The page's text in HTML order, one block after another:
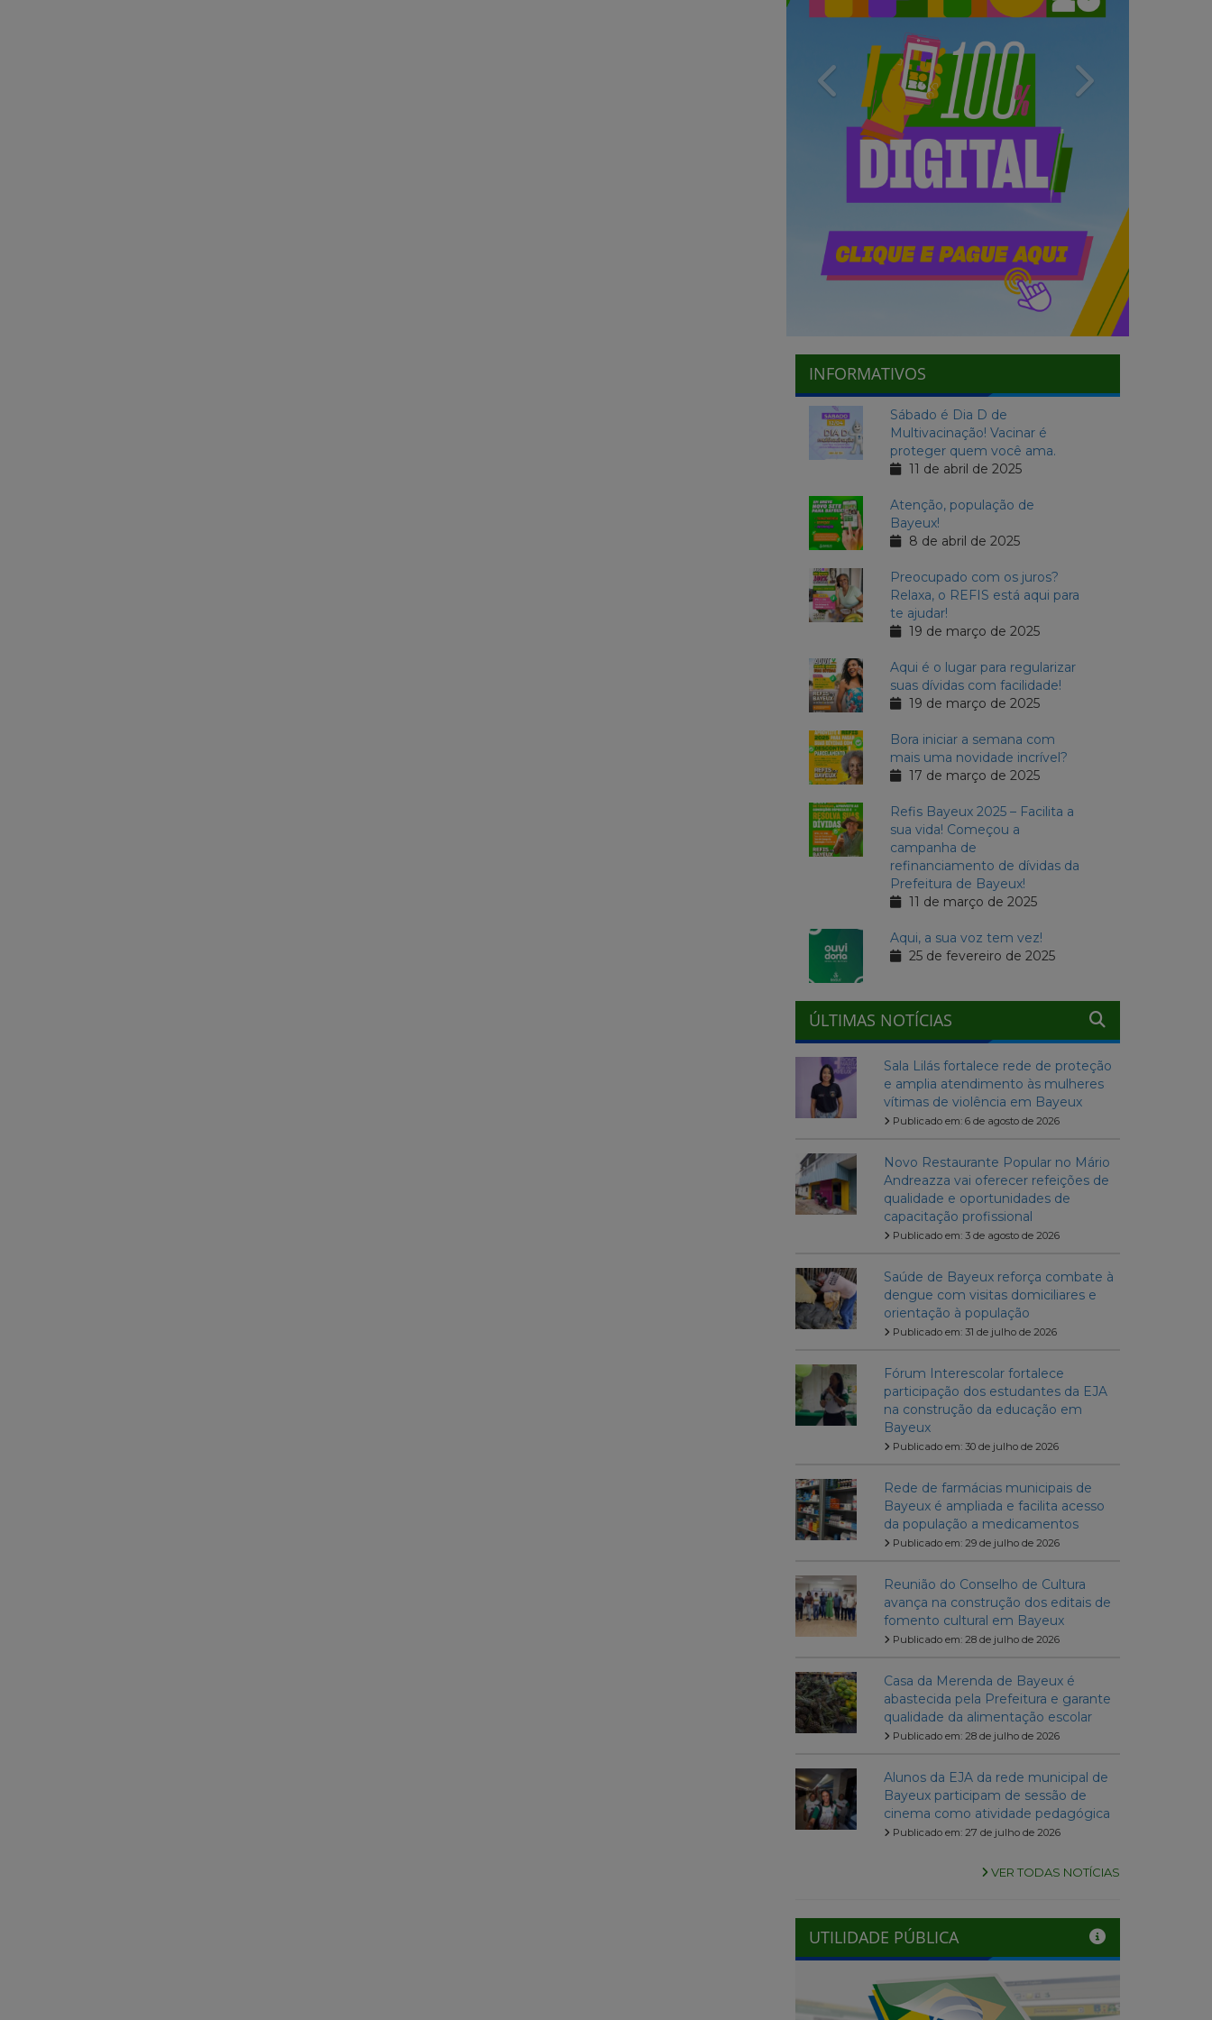
Previous Next
INFORMATIVOS
Sábado é Dia D de
Multivacinação! Vacinar é
proteger quem você ama.
11 de abril de 2025
Atenção, população de
Bayeux!
8 de abril de 2025
Preocupado com os juros?
Relaxa, o REFIS está aqui para
te ajudar!
19 de março de 2025
Aqui é o lugar para regularizar
suas dívidas com facilidade!
19 de março de 2025
Bora iniciar a semana com
mais uma novidade incrível?
17 de março de 2025
Refis Bayeux 2025 – Facilita a
sua vida! Começou a
campanha de
refinanciamento de dívidas da
Prefeitura de Bayeux!
11 de março de 2025
Aqui, a sua voz tem vez!
25 de fevereiro de 2025
ÚLTIMAS NOTÍCIAS
Sala Lilás fortalece rede de proteção
e amplia atendimento às mulheres
vítimas de violência em Bayeux
Publicado em: 6 de agosto de 2026
Novo Restaurante Popular no Mário
Andreazza vai oferecer refeições de
qualidade e oportunidades de
capacitação profissional
Publicado em: 3 de agosto de 2026
Saúde de Bayeux reforça combate à
dengue com visitas domiciliares e
orientação à população
Publicado em: 31 de julho de 2026
Fórum Interescolar fortalece
participação dos estudantes da EJA
na construção da educação em
Bayeux
Publicado em: 30 de julho de 2026
Rede de farmácias municipais de
Bayeux é ampliada e facilita acesso
da população a medicamentos
Publicado em: 29 de julho de 2026
Reunião do Conselho de Cultura
avança na construção dos editais de
fomento cultural em Bayeux
Publicado em: 28 de julho de 2026
Casa da Merenda de Bayeux é
abastecida pela Prefeitura e garante
qualidade da alimentação escolar
Publicado em: 28 de julho de 2026
Alunos da EJA da rede municipal de
Bayeux participam de sessão de
cinema como atividade pedagógica
Publicado em: 27 de julho de 2026
VER TODAS NOTÍCIAS
UTILIDADE PÚBLICA